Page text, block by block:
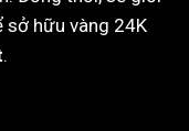
sở hữu vàng 24K
.